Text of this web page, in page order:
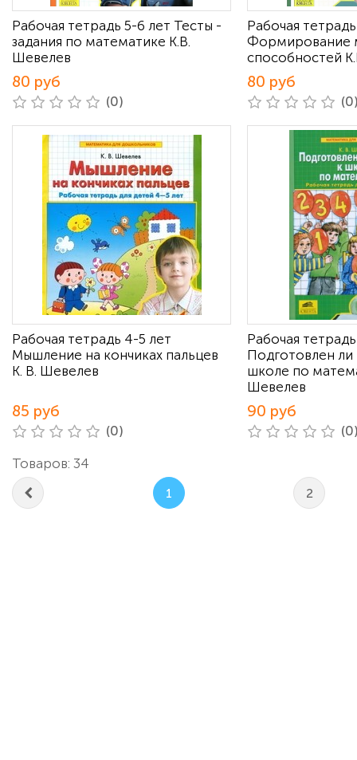
Рабочая тетрадь 5-6 лет Тесты -
задания по математике К.В.
Шевелев
80 руб
(0)
Рабочая
Формирование
способностей
80 руб
Рабочая тетрадь 4-5 лет
Мышление на кончиках пальцев
К. В. Шевелев
85 руб
(0)
Рабочая
Подготовлен
школе по
Шевелев
90 руб
Товаров: 34
1 2